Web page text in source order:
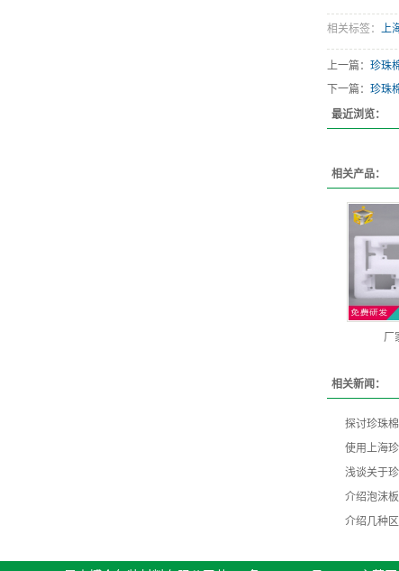
相关标签： 上
上一篇： 珍珠
下一篇： 珍珠
最近浏览：
相关产品：
厂
相关新闻：
探讨珍珠
使用上海
浅谈关于
介绍泡沫
介绍几种